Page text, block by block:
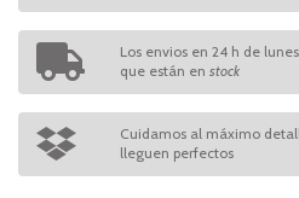
Los envios en 24 h de
que están en stock
Cuidamos al máximo
lleguen perfectos